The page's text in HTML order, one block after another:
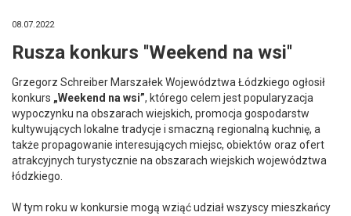
08.07.2022
Rusza konkurs ''Weekend na wsi''
Grzegorz Schreiber Marszałek Województwa Łódzkiego ogłosił
konkurs „Weekend na wsi”, którego celem jest popularyzacja
wypoczynku na obszarach wiejskich, promocja gospodarstw
kultywujących lokalne tradycje i smaczną regionalną kuchnię, a
także propagowanie interesujących miejsc, obiektów oraz ofert
atrakcyjnych turystycznie na obszarach wiejskich województwa
łódzkiego.
W tym roku w konkursie mogą wziąć udział wszyscy mieszkańcy